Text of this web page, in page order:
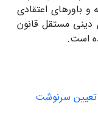
و باورهای اعتقادی
دینی مستقل قانون
است.
تعیین سرنوشت